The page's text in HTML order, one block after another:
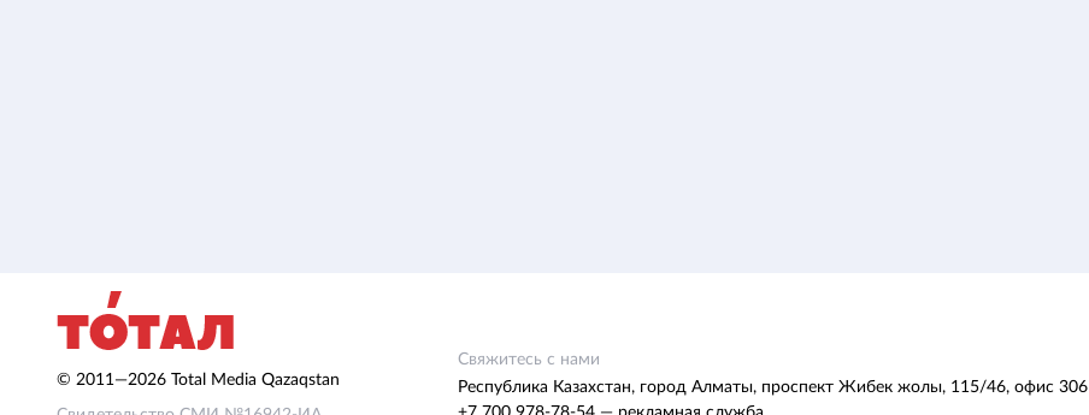
© 2011—2026 Total Media Qazaqstan
Свяжитесь с нами
Республика Казахстан, город Алматы, проспект Жибек жолы, 115/46, офис 306